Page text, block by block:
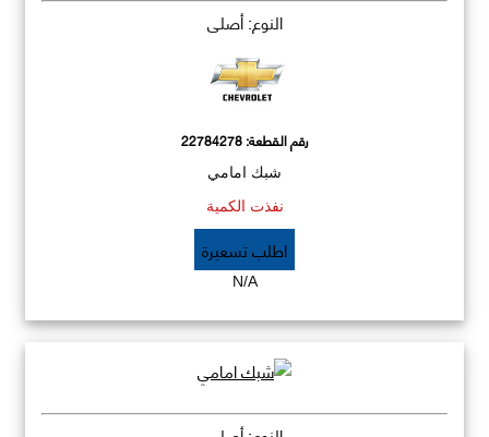
النوع: أصلي
رقم القطعة:22784278
شبك امامي
نفذت الكمية
اطلب تسعيرة
N/A